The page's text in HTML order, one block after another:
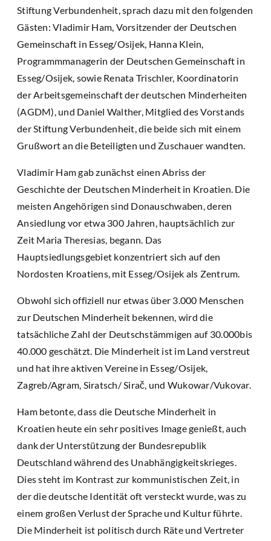
Stiftung Verbundenheit, sprach dazu mit den folgenden
Gästen: Vladimir Ham, Vorsitzender der Deutschen
Gemeinschaft in Esseg/Osijek, Hanna Klein,
Programmmanagerin der Deutschen Gemeinschaft in
Esseg/Osijek, sowie Renata Trischler, Koordinatorin
der Arbeitsgemeinschaft der deutschen Minderheiten
(AGDM), und Daniel Walther, Mitglied des Vorstands
der Stiftung Verbundenheit, die beide sich mit einem
Grußwort an die Beteiligten und Zuschauer wandten.
Vladimir Ham gab zunächst einen Abriss der
Geschichte der Deutschen Minderheit in Kroatien. Die
meisten Angehörigen sind Donauschwaben, deren
Ansiedlung vor etwa 300 Jahren, hauptsächlich zur
Zeit Maria Theresias, begann. Das
Hauptsiedlungsgebiet konzentriert sich auf den
Nordosten Kroatiens, mit Esseg/Osijek als Zentrum.
Obwohl sich offiziell nur etwas über 3.000 Menschen
zur Deutschen Minderheit bekennen, wird die
tatsächliche Zahl der Deutschstämmigen auf 30.000bis
40.000 geschätzt. Die Minderheit ist im Land verstreut
und hat ihre aktiven Vereine in Esseg/Osijek,
Zagreb/Agram, Siratsch/ Sirač, und Wukowar/Vukovar.
Ham betonte, dass die Deutsche Minderheit in
Kroatien heute ein sehr positives Image genießt, auch
dank der Unterstützung der Bundesrepublik
Deutschland während des Unabhängigkeitskrieges.
Dies steht im Kontrast zur kommunistischen Zeit, in
der die deutsche Identität oft versteckt wurde, was zu
einem großen Verlust der Sprache und Kultur führte.
Die Minderheit ist politisch durch Räte und Vertreter